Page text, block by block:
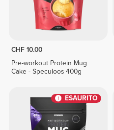
CHF 10.00
Pre-workout Protein Mug
Cake - Speculoos 400g
ESAURITO